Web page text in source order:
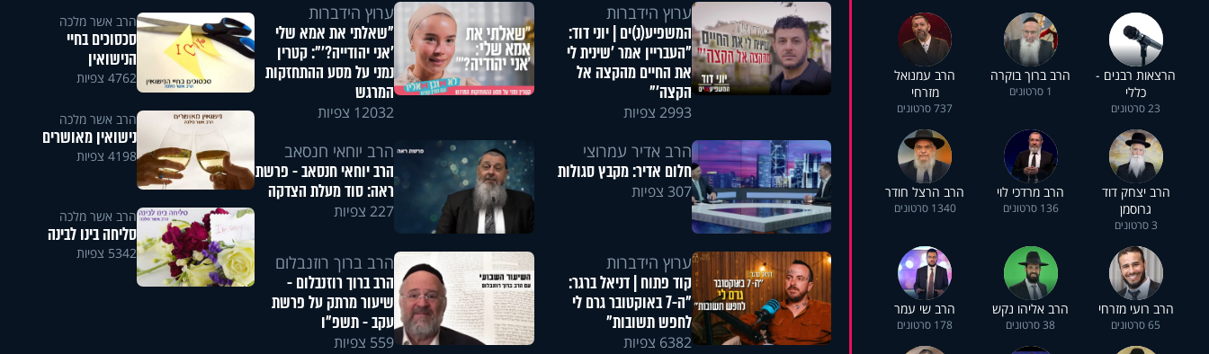
הרצאות רבנים -
כללי
23 סרטונים
הרב ברוך בוקרה
1 סרטונים
הרב עמנואל
מזרחי
737 סרטונים
הרב יצחק דוד
גרוסמן
3 סרטונים
הרב מרדכי לוי
136 סרטונים
הרב הרצל חודר
1340 סרטונים
הרב רועי מזרחי
65 סרטונים
הרב אליהו נקש
38 סרטונים
הרב שי עמר
178 סרטונים
ערוץ הידברות
המשפיע(נ)ים | יוני דוד:
"העבריין אמר 'שינית לי
את החיים מהקצה אל
הקצה'"
2993 צפיות
ערוץ הידברות
"שאלתי את אמא שלי
'אני יהודייה?'": קטרין
נמני על מסע ההתחזקות
המרגש
12032 צפיות
הרב אדיר עמרוצי
חלום אדיר: מקבץ סגולות
307 צפיות
הרב יוחאי חנסאב
הרב יוחאי חנסאב - פרשת
ראה: סוד מעלת הצדקה
227 צפיות
ערוץ הידברות
קוד פתוח | דניאל ברגר:
"ה-7 באוקטובר גרם לי
לחפש תשובות"
6382 צפיות
הרב ברוך רוזנבלום
הרב ברוך רוזנבלום -
שיעור מרתק על פרשת
עקב - תשפ"ו
559 צפיות
הרב אשר מלכה
סכסוכים בחיי
הנישואין
4762 צפיות
הרב אשר מלכה
נישואין מאושרים
4198 צפיות
הרב אשר מלכה
סליחה בינו לבינה
5342 צפיות